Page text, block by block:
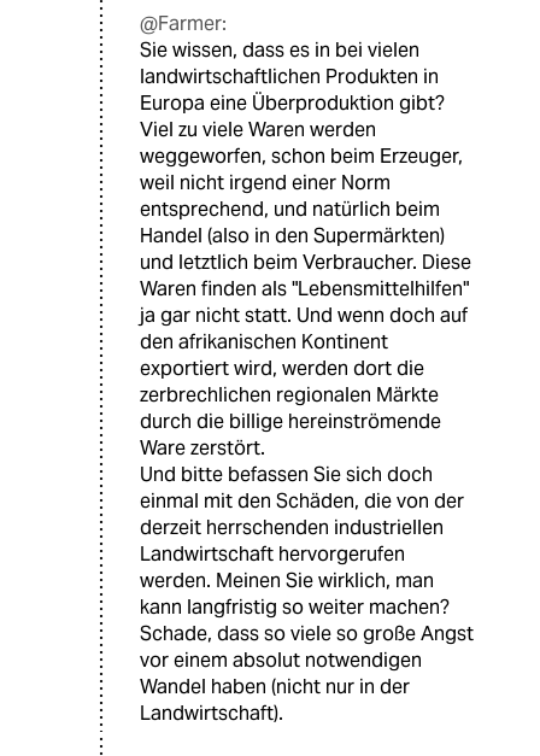
@Farmer:
Sie wissen, dass es in bei vielen
landwirtschaftlichen Produkten in
Europa eine Überproduktion gibt?
Viel zu viele Waren werden
weggeworfen, schon beim Erzeuger,
weil nicht irgend einer Norm
entsprechend, und natürlich beim
Handel (also in den Supermärkten)
und letztlich beim Verbraucher. Diese
Waren finden als "Lebensmittelhilfen"
ja gar nicht statt. Und wenn doch auf
den afrikanischen Kontinent
exportiert wird, werden dort die
zerbrechlichen regionalen Märkte
durch die billige hereinströmende
Ware zerstört.
Und bitte befassen Sie sich doch
einmal mit den Schäden, die von der
derzeit herrschenden industriellen
Landwirtschaft hervorgerufen
werden. Meinen Sie wirklich, man
kann langfristig so weiter machen?
Schade, dass so viele so große Angst
vor einem absolut notwendigen
Wandel haben (nicht nur in der
Landwirtschaft).